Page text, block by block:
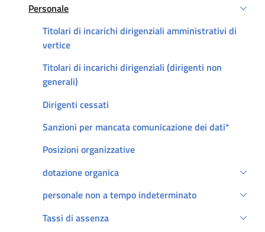
Personale
Attivo
Titolari di incarichi dirigenziali amministrativi di
vertice
Titolari di incarichi dirigenziali (dirigenti non
generali)
Dirigenti cessati
Sanzioni per mancata comunicazione dei dati*
Posizioni organizzative
dotazione organica
personale non a tempo indeterminato
Tassi di assenza